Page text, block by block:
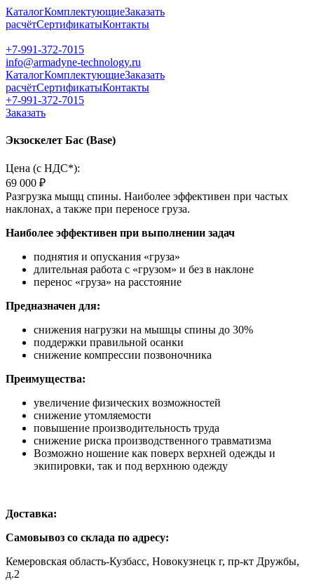
КаталогКомплектующиеЗаказать
расчётСертификатыКонтакты
+7-991-372-7015
info@armadyne-technology.ru
КаталогКомплектующиеЗаказать
расчётСертификатыКонтакты
+7-991-372-7015
Заказать
Экзоскелет Бас (Base)
Цена (c НДС*):
69 000 ₽
Разгрузка мыщц спины. Наиболее эффективен при частых
наклонах, а также при переносе груза.
Наиболее эффективен при выполнении задач
поднятия и опускания «груза»
длительная работа с «грузом» и без в наклоне
перенос «груза» на расстояние
Предназначен для:
снижения нагрузки на мышцы спины до 30%
поддержки правильной осанки
снижение компрессии позвоночника
Преимущества:
увеличение физических возможностей
снижение утомляемости
повышение производительность труда
снижение риска производственного травматизма
Возможно ношение как поверх верхней одежды и
экипировки, так и под верхнюю одежду
Доставка:
Самовывоз со склада по адресу:
Кемеровская область-Кузбасс, Новокузнецк г, пр-кт Дружбы,
д.2